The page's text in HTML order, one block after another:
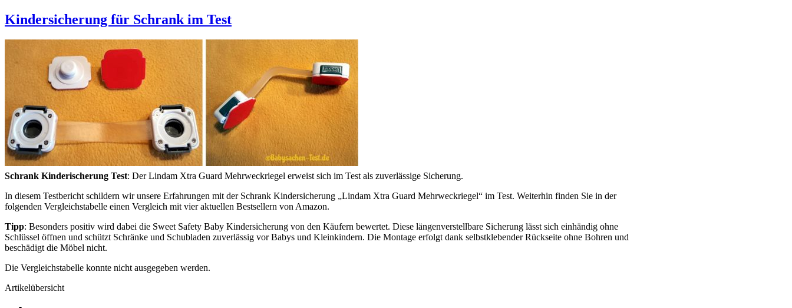
Kindersicherung für Schrank im Test
Schrank Kinderischerung Test: Der Lindam Xtra Guard Mehrweckriegel erweist sich im Test als zuverlässige Sicherung.
In diesem Testbericht schildern wir unsere Erfahrungen mit der Schrank Kindersicherung „Lindam Xtra Guard Mehrweckriegel“ im Test. Weiterhin finden Sie in der
folgenden Vergleichstabelle einen Vergleich mit vier aktuellen Bestsellern von Amazon.
Tipp: Besonders positiv wird dabei die Sweet Safety Baby Kindersicherung von den Käufern bewertet. Diese längenverstellbare Sicherung lässt sich einhändig ohne
Schlüssel öffnen und schützt Schränke und Schubladen zuverlässig vor Babys und Kleinkindern. Die Montage erfolgt dank selbstklebender Rückseite ohne Bohren und
beschädigt die Möbel nicht.
Die Vergleichstabelle konnte nicht ausgegeben werden.
Artikelübersicht